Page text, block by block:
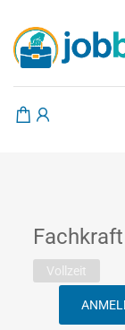
Vollzeit